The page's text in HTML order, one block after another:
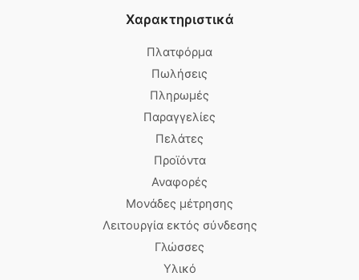
Χαρακτηριστικά
Πλατφόρμα
Πωλήσεις
Πληρωμές
Παραγγελίες
Πελάτες
Προϊόντα
Αναφορές
Μονάδες μέτρησης
Λειτουργία εκτός σύνδεσης
Γλώσσες
Υλικό